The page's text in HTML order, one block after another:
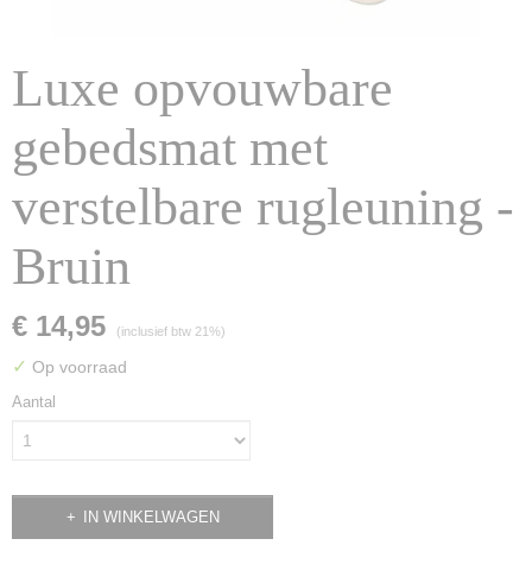
Luxe opvouwbare
gebedsmat met
verstelbare rugleuning -
Bruin
€ 14,95 (inclusief btw 21%)
✓ Op voorraad
Aantal
IN WINKELWAGEN